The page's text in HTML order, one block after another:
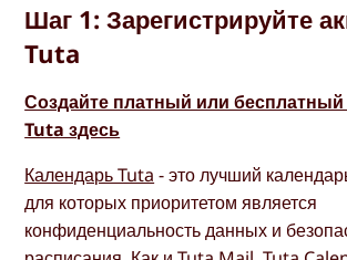
Шаг 1: Зарегистрируйте
Tuta
Создайте платный или бесплатный
Tuta здесь
Календарь Tuta - это лучший
для которых приоритетом является
конфиденциальность данных и